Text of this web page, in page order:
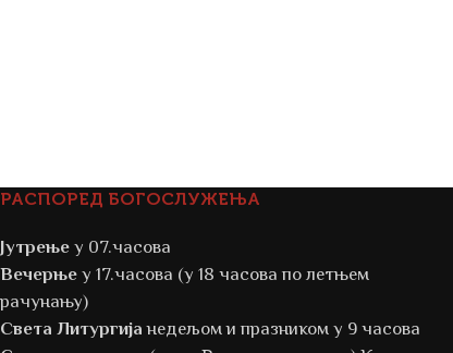
РАСПОРЕД БОГОСЛУЖЕЊА
Јутрење у 07.часова
Вечерње у 17.часова (у 18 часова по летњем
рачунању)
Света Литургија недељом и празником у 9 часова